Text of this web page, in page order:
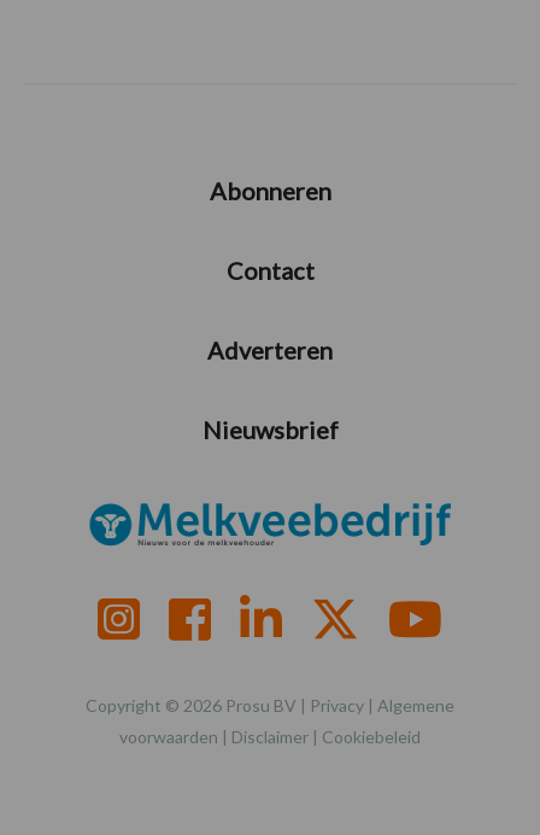
Abonneren
Contact
Adverteren
Nieuwsbrief
Copyright © 2026 Prosu BV | Privacy | Algemene
voorwaarden | Disclaimer | Cookiebeleid